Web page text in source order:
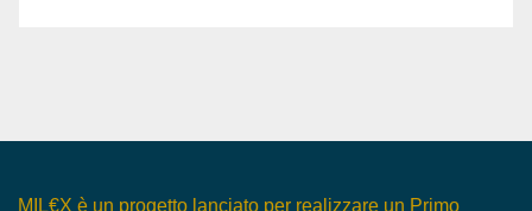
MIL€X è un progetto lanciato per realizzare un Primo